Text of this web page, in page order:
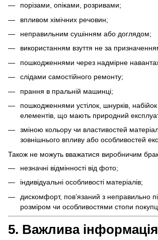
порізами, опіками, розривами;
впливом хімічних речовин;
неправильним сушінням або доглядом;
використанням взуття не за
пошкодженнями через надмірне
слідами самостійного ремонту;
прання в пральній машинці;
пошкодженнями устілок, шнурків,
елементів, що мають природний
зміною кольору чи властивостей
зовнішнього впливу або особливостей
Також не можуть вважатися виробничим
незначні відмінності від фото;
індивідуальні особливості матеріалів;
дискомфорт, пов’язаний з неправильно
розміром чи особливостями стопи
5. Важлива